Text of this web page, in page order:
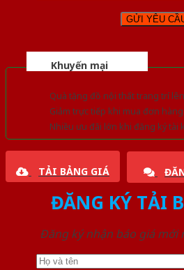
Khuyến mại
Quà tặng đồ nội thất trang trí
Giảm trực tiếp khi mua đơn
Nhiều ưu đãi lớn khi đăng ký
TẢI BẢNG GIÁ
ĐĂNG KÝ TẢI
Đăng ký nhận báo giá